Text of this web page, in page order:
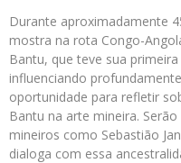
Durante aproximadamente
mostra na rota Congo-
Bantu, que teve sua
influenciando
oportunidade para refletir
Bantu na arte mineira.
mineiros como Sebastião
dialoga com essa